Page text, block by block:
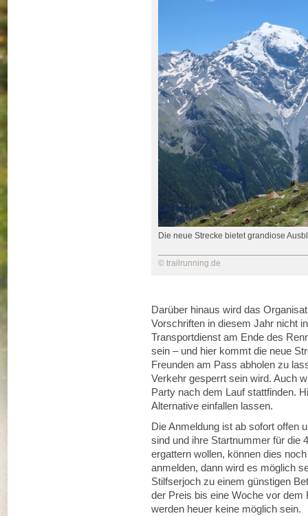
Die neue Strecke bietet grandiose
© trailrunning.de
Darüber hinaus wird das
Vorschriften in diesem Jahr nicht
Transportdienst am Ende des
sein – und hier kommt die neue
Freunden am Pass abholen zu
Verkehr gesperrt sein wird. Auch
Party nach dem Lauf stattfinden.
Alternative einfallen lassen.
Die Anmeldung ist ab sofort offen
sind und ihre Startnummer für die
ergattern wollen, können dies
anmelden, dann wird es möglich
Stilfserjoch zu einem günstigen
der Preis bis eine Woche vor dem
werden heuer keine möglich sein.